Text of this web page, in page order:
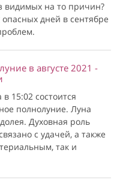
видимых на то причин?
дней в сентябре
в августе 2021 -
в 15:02 состоится
полнолуние. Луна
Духовная роль
с удачей, а также
так и